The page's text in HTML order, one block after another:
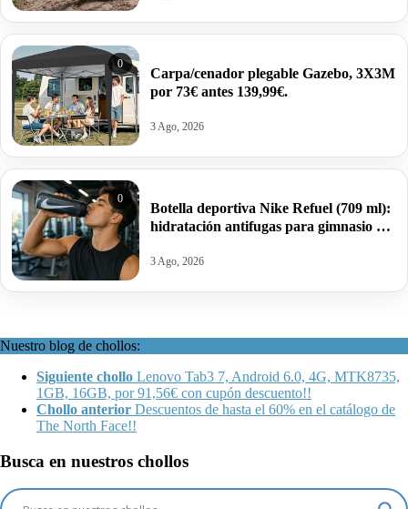
0
Carpa/cenador plegable Gazebo, 3X3M
por 73€ antes 139,99€.
3 Ago, 2026
0
Botella deportiva Nike Refuel (709 ml):
hidratación antifugas para gimnasio y
3 Ago, 2026
Nuestro blog de chollos:
Siguiente chollo Lenovo Tab3 7, Android 6.0, 4G, MTK8735,
1GB, 16GB, por 91,56€ con cupón descuento!!
Chollo anterior Descuentos de hasta el 60% en el catálogo de
The North Face!!
Busca en nuestros chollos